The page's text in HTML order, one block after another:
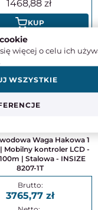
1468,88
KUP
Mobilny kontroler LCD -
| Stalowa - INSIZE
8207-1T
3765,77
więcej o celu ich
WSZYSTKIE